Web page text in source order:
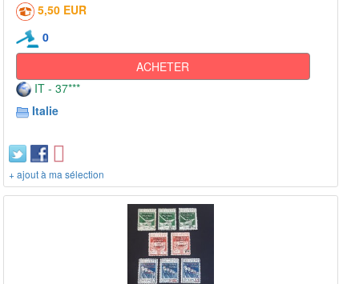
5,50 EUR
0
ACHETER
IT - 37***
Italie
+ ajout à ma sélection